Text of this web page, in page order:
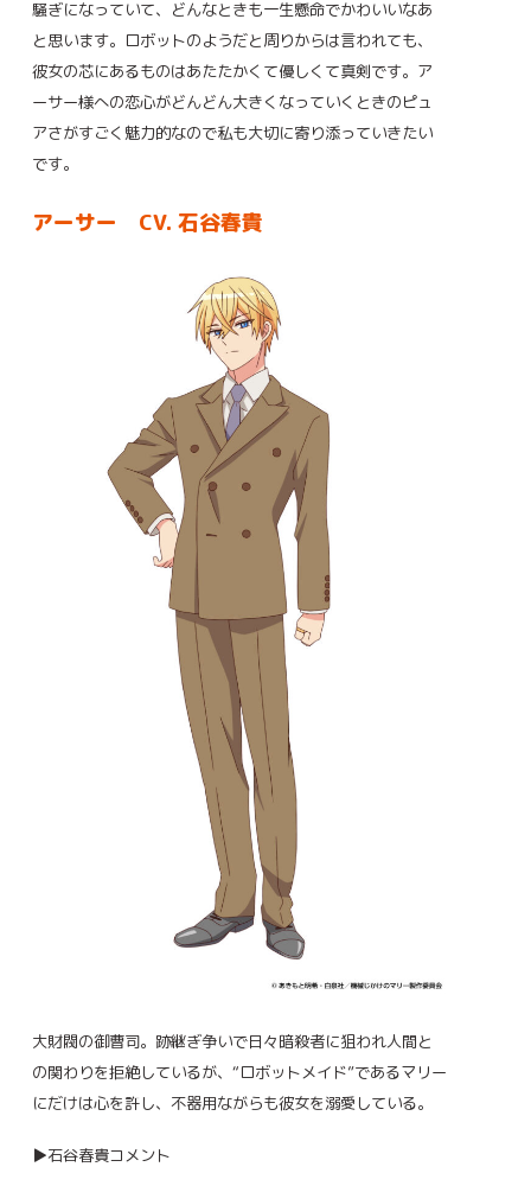
騒ぎになっていて、どんなときも一生懸命でかわいいなあ
と思います。ロボットのようだと周りからは言われても、
彼女の芯にあるものはあたたかくて優しくて真剣です。ア
ーサー様への恋心がどんどん大きくなっていくときのピュ
アさがすごく魅力的なので私も大切に寄り添っていきたい
です。
アーサー CV. 石谷春貴
大財閥の御曹司。跡継ぎ争いで日々暗殺者に狙われ人間と
の関わりを拒絶しているが、“ロボットメイド”であるマリー
にだけは心を許し、不器用ながらも彼女を溺愛している。
▶石谷春貴コメント